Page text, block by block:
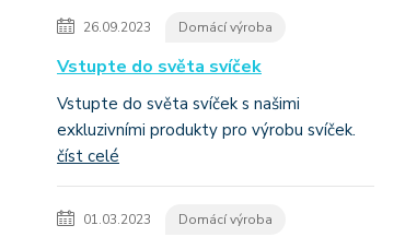
26.09.2023 Domácí výroba
Vstupte do světa svíček
Vstupte do světa svíček s našimi
exkluzivními produkty pro výrobu svíček.
číst celé
01.03.2023 Domácí výroba